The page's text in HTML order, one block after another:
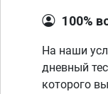
100%
На наши
дневный
которого